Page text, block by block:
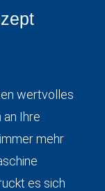
wertvolles
Ihre
mehr
es sich